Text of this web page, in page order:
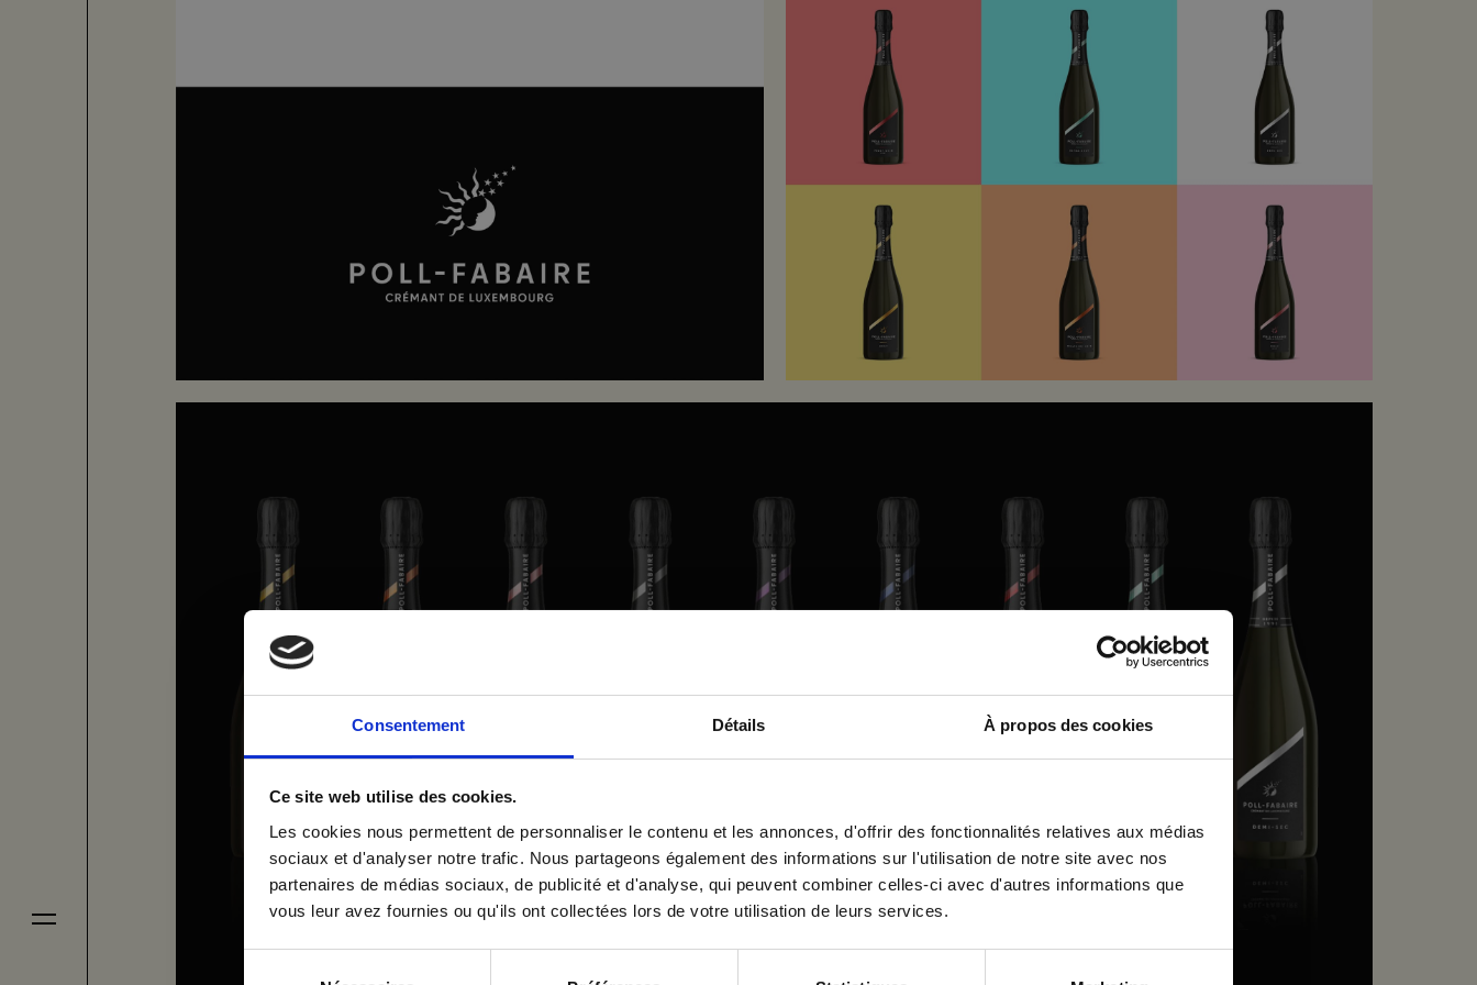
Consentement Détails À propos des cookies
Ce site web utilise des cookies.
Les cookies nous permettent de personnaliser le contenu et les annonces, d'offrir des fonctionnalités relatives aux médias
sociaux et d'analyser notre trafic. Nous partageons également des informations sur l'utilisation de notre site avec nos
partenaires de médias sociaux, de publicité et d'analyse, qui peuvent combiner celles-ci avec d'autres informations que
vous leur avez fournies ou qu'ils ont collectées lors de votre utilisation de leurs services.
L’ensemble accentue l’identité et les spécificités de la marque tout en conservant les éléments essentiels de
Email
Je donne à VOUS Agency la permission de m'envoyer ses newsletters.